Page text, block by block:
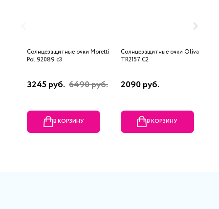
Солнцезащитные очки Moretti
Pol 92089 с3
3245 руб. 6490 руб.
В КОРЗИНУ
Солнцезащитные очки Oliva
TR2157 С2
2090 руб.
В КОРЗИНУ